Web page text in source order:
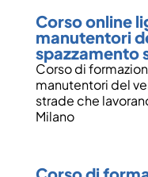
Corso online
manutentori
spazzamento
Corso di
manutentori del
strade che
Milano